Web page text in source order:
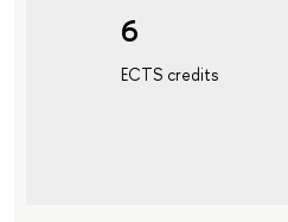
6
ECTS credits